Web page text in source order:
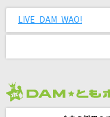
君の為のキミノウ
PLAY
LIVE DAM WAO!